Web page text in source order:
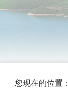
您现在的位置：